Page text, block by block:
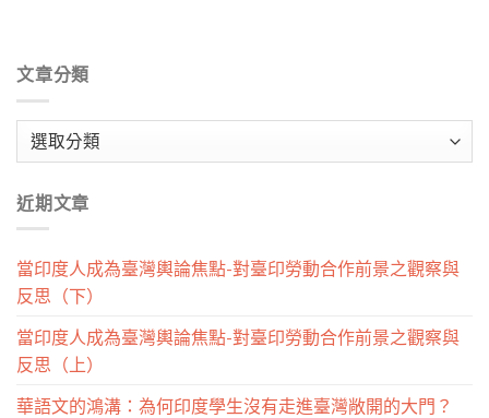
文章分類
類
近期文章
當印度人成為臺灣輿論焦點-對臺印勞動合作前景之觀察與
反思（下）
當印度人成為臺灣輿論焦點-對臺印勞動合作前景之觀察與
反思（上）
華語文的鴻溝：為何印度學生沒有走進臺灣敞開的大門？